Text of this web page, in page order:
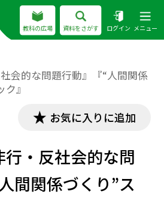
教科の広場 資料をさがす ログイン メニュー
会的な問題行動』『“人間関係
』
お気に入りに追加
・反社会的な問
間関係づくり”ス